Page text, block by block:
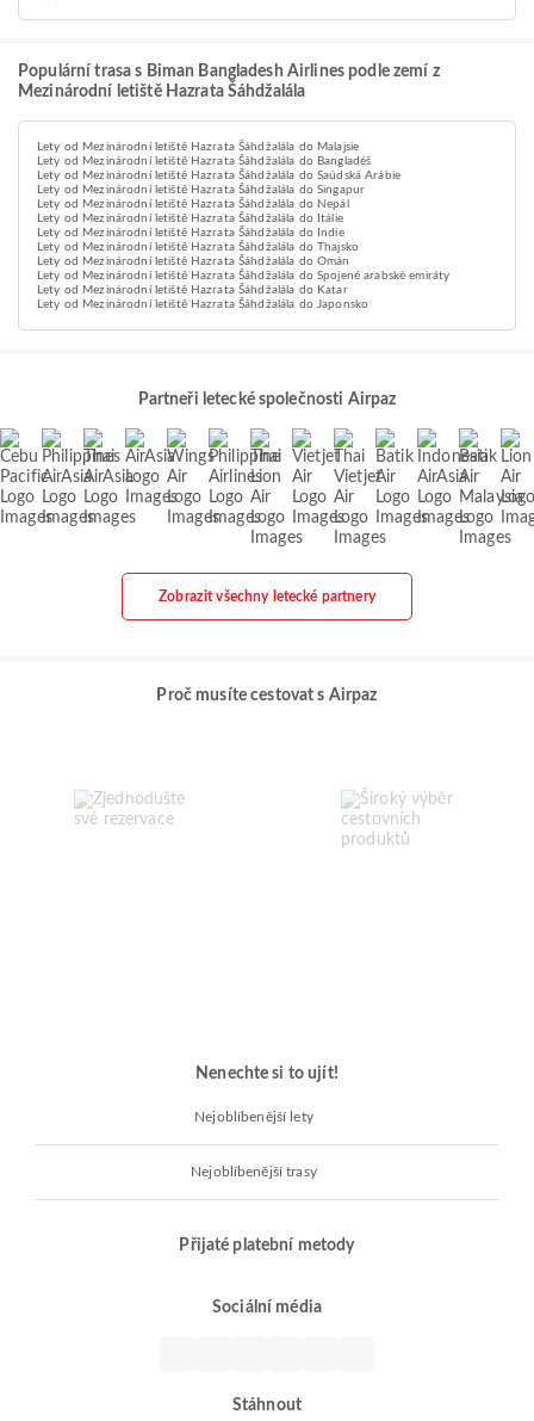
Populární trasa s Biman Bangladesh Airlines podle zemí z
Mezinárodní letiště Hazrata Šáhdžalála
Lety od Mezinárodní letiště Hazrata Šáhdžalála do Malajsie
Lety od Mezinárodní letiště Hazrata Šáhdžalála do Bangladéš
Lety od Mezinárodní letiště Hazrata Šáhdžalála do Saúdská Arábie
Lety od Mezinárodní letiště Hazrata Šáhdžalála do Singapur
Lety od Mezinárodní letiště Hazrata Šáhdžalála do Nepál
Lety od Mezinárodní letiště Hazrata Šáhdžalála do Itálie
Lety od Mezinárodní letiště Hazrata Šáhdžalála do Indie
Lety od Mezinárodní letiště Hazrata Šáhdžalála do Thajsko
Lety od Mezinárodní letiště Hazrata Šáhdžalála do Omán
Lety od Mezinárodní letiště Hazrata Šáhdžalála do Spojené arabské emiráty
Lety od Mezinárodní letiště Hazrata Šáhdžalála do Katar
Lety od Mezinárodní letiště Hazrata Šáhdžalála do Japonsko
Partneři letecké společnosti Airpaz
Zobrazit všechny letecké partnery
Proč musíte cestovat s Airpaz
Nenechte si to ujít!
Nejoblíbenější lety
Nejoblíbenější trasy
Přijaté platební metody
Sociální média
Stáhnout